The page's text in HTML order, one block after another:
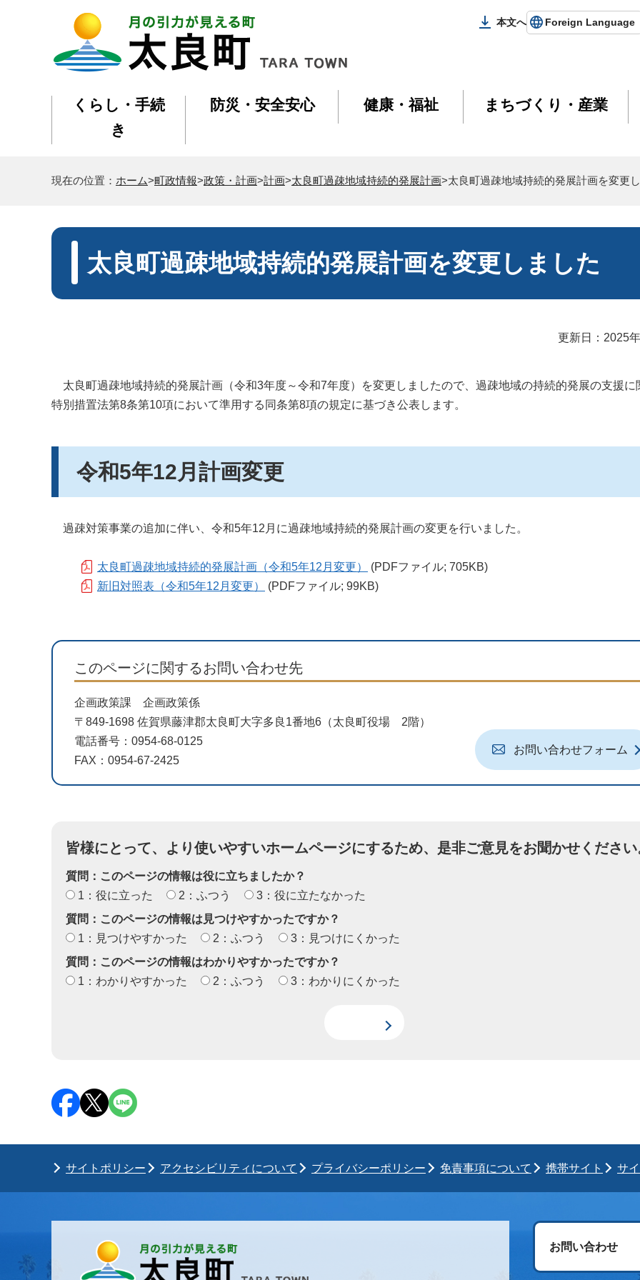
本文へ Foreign Language
くらし・手続
き
防災・安全安心 健康・福祉 まちづくり・産業
現在の位置： ホーム>町政情報>政策・計画>計画>太良町過疎地域持続的発展計画>太良町過疎地域持続的発展計画を変更
太良町過疎地域持続的発展計画を変更しました
更新日：2025
太良町過疎地域持続的発展計画（令和3年度～令和7年度）を変更しましたので、過疎地域の持続的発展の支援に
特別措置法第8条第10項において準用する同条第8項の規定に基づき公表します。
令和5年12月計画変更
過疎対策事業の追加に伴い、令和5年12月に過疎地域持続的発展計画の変更を行いました。
太良町過疎地域持続的発展計画（令和5年12月変更）
(PDFファイル; 705KB)
新旧対照表（令和5年12月変更）
(PDFファイル; 99KB)
このページに関するお問い合わせ先
企画政策課 企画政策係
〒849-1698 佐賀県藤津郡太良町大字多良1番地6（太良町役場 2階）
電話番号：0954-68-0125
FAX：0954-67-2425
お問い合わせフォーム
皆様にとって、より使いやすいホームページにするため、是非ご意見をお聞かせください
質問：このページの情報は役に立ちましたか？
1：役に立った
2：ふつう
3：役に立たなかった
質問：このページの情報は見つけやすかったですか？
1：見つけやすかった
2：ふつう
3：見つけにくかった
質問：このページの情報はわかりやすかったですか？
1：わかりやすかった
2：ふつう 3：わかりにくかった
サイトポリシー アクセシビリティについて プライバシーポリシー 免責事項について 携帯サイト サ
お問い合わせ